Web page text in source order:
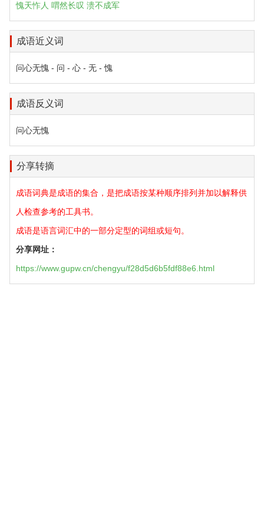
愧天怍人 喟然长叹 溃不成军
成语近义词
问心无愧 - 问 - 心 - 无 - 愧
成语反义词
问心无愧
分享转摘
成语词典是成语的集合，是把成语按某种顺序排列并加以解释供
人检查参考的工具书。
成语是语言词汇中的一部分定型的词组或短句。
分享网址：
https://www.gupw.cn/chengyu/f28d5d6b5fdf88e6.html